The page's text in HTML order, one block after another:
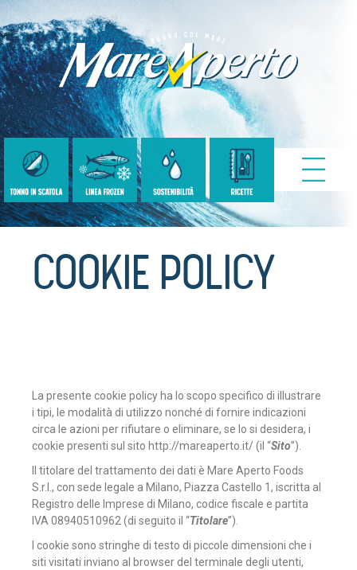
COOKIE POLICY
La presente cookie policy ha lo scopo specifico di illustrare
i tipi, le modalità di utilizzo nonché di fornire indicazioni
circa le azioni per rifiutare o eliminare, se lo si desidera, i
cookie presenti sul sito http://mareaperto.it/ (il “Sito”).
Il titolare del trattamento dei dati è Mare Aperto Foods
S.r.l., con sede legale a Milano, Piazza Castello 1, iscritta al
Registro delle Imprese di Milano, codice fiscale e partita
IVA 08940510962 (di seguito il “Titolare”).
I cookie sono stringhe di testo di piccole dimensioni che i
siti visitati inviano al browser del terminale degli utenti,